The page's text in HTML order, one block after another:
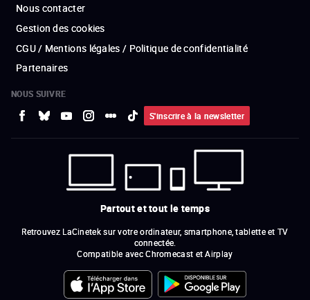
Nous contacter
Gestion des cookies
CGU / Mentions légales / Politique de confidentialité
Partenaires
NOUS SUIVRE
S'inscrire à la newsletter
Partout et tout le temps
Retrouvez LaCinetek sur votre ordinateur, smartphone, tablette et TV
connectée.
Compatible avec Chromecast et Airplay